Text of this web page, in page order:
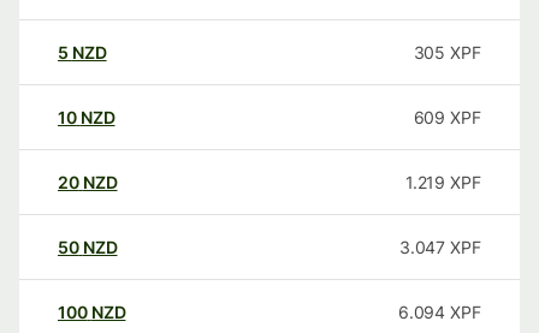
5 NZD 305 XPF
10 NZD 609 XPF
20 NZD 1.219 XPF
50 NZD 3.047 XPF
100 NZD 6.094 XPF